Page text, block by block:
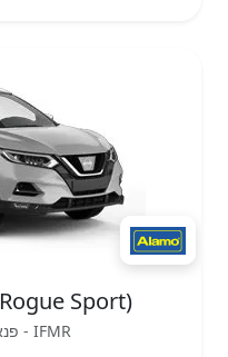
Sport)
IFMR - פנאי שטח בינוני ידני